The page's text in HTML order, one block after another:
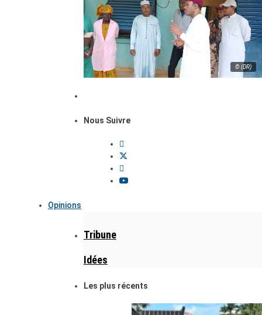
© (DR)
Nous Suivre
Opinions
Tribune
Idées
Les plus récents